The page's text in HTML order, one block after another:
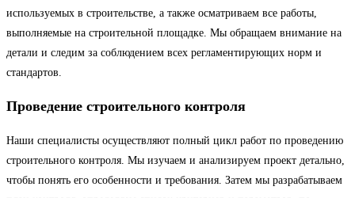
используемых в строительстве, а также осматриваем все работы,
выполняемые на строительной площадке. Мы обращаем внимание на
детали и следим за соблюдением всех регламентирующих норм и
стандартов.
Проведение строительного контроля
Наши специалисты осуществляют полный цикл работ по проведению
строительного контроля. Мы изучаем и анализируем проект детально,
чтобы понять его особенности и требования. Затем мы разрабатываем